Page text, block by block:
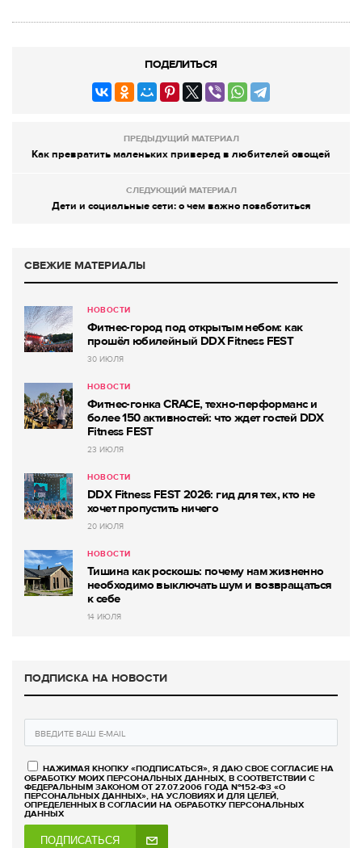
ПОДЕЛИТЬСЯ
ПРЕДЫДУЩИЙ МАТЕРИАЛ
Как превратить маленьких приверед в любителей овощей
СЛЕДУЮЩИЙ МАТЕРИАЛ
Дети и социальные сети: о чем важно позаботиться
СВЕЖИЕ МАТЕРИАЛЫ
НОВОСТИ
Фитнес-город под открытым небом: как
прошёл юбилейный DDX Fitness FEST
30 ИЮЛЯ
НОВОСТИ
Фитнес-гонка CRACE, техно-перформанс и
более 150 активностей: что ждет гостей DDX
Fitness FEST
23 ИЮЛЯ
НОВОСТИ
DDX Fitness FEST 2026: гид для тех, кто не
хочет пропустить ничего
20 ИЮЛЯ
НОВОСТИ
Тишина как роскошь: почему нам жизненно
необходимо выключать шум и возвращаться
к себе
14 ИЮЛЯ
ПОДПИСКА НА НОВОСТИ
НАЖИМАЯ КНОПКУ «ПОДПИСАТЬСЯ», Я ДАЮ СВОЕ СОГЛАСИЕ НА
ОБРАБОТКУ МОИХ ПЕРСОНАЛЬНЫХ ДАННЫХ, В СООТВЕТСТВИИ С
ФЕДЕРАЛЬНЫМ ЗАКОНОМ ОТ 27.07.2006 ГОДА №152-ФЗ «О
ПЕРСОНАЛЬНЫХ ДАННЫХ», НА УСЛОВИЯХ И ДЛЯ ЦЕЛЕЙ,
ОПРЕДЕЛЕННЫХ В СОГЛАСИИ НА ОБРАБОТКУ ПЕРСОНАЛЬНЫХ
ДАННЫХ
ПОДПИСАТЬСЯ